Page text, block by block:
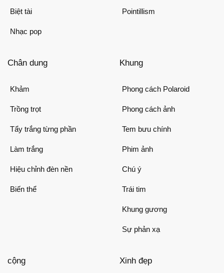
Biệt tài
Nhạc pop
Pointillism
Chân dung
Khảm
Trồng trọt
Tẩy trắng từng phần
Làm trắng
Hiệu chỉnh đèn nền
Biến thể
Khung
Phong cách Polaroid
Phong cách ảnh
Tem bưu chính
Phim ảnh
Chú ý
Trái tim
Khung gương
Sự phản xạ
cộng Xinh đẹp